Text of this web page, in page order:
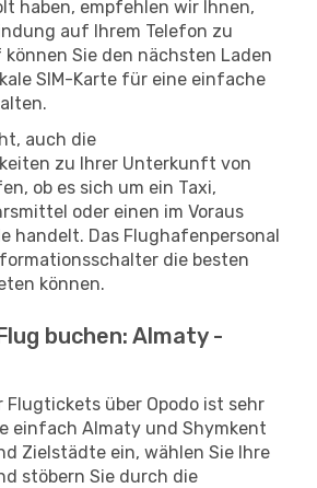
haben, empfehlen wir Ihnen,
auf Ihrem Telefon zu
können Sie den nächsten Laden
SIM-Karte für eine einfache
auch die
zu Ihrer Unterkunft von
ob es sich um ein Taxi,
oder einen im Voraus
handelt. Das Flughafenpersonal
die besten
können.
buchen: Almaty -
Flugtickets über Opodo ist sehr
einfach Almaty und Shymkent
Zielstädte ein, wählen Sie Ihre
stöbern Sie durch die